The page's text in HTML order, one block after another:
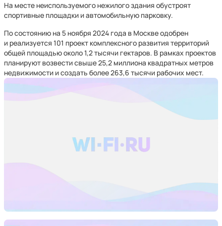
На месте неиспользуемого нежилого здания обустроят
спортивные площадки и автомобильную парковку.
По состоянию на 5 ноября 2024 года в Москве одобрен
и реализуется 101 проект комплексного развития территорий
общей площадью около 1,2 тысячи гектаров. В рамках проектов
планируют возвести свыше 25,2 миллиона квадратных метров
недвижимости и создать более 263,6 тысячи рабочих мест.